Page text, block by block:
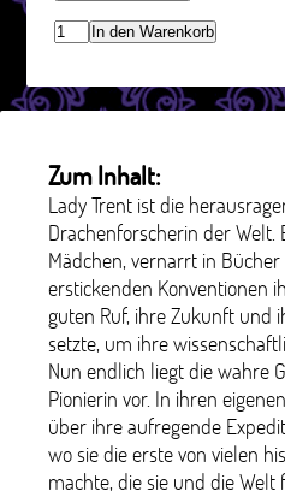
In den Warenkorb
Zum Inhalt:
Lady Trent ist die
Drachenforscherin der Welt.
Mädchen, vernarrt in
erstickenden Konventionen
guten Ruf, ihre Zukunft und
setzte, um ihre
Nun endlich liegt die wahre
Pionierin vor. In ihren
über ihre aufregende
wo sie die erste von vielen
machte, die sie und die